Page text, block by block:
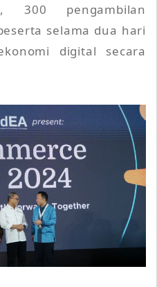
300 pengambilan
selama dua hari
digital secara